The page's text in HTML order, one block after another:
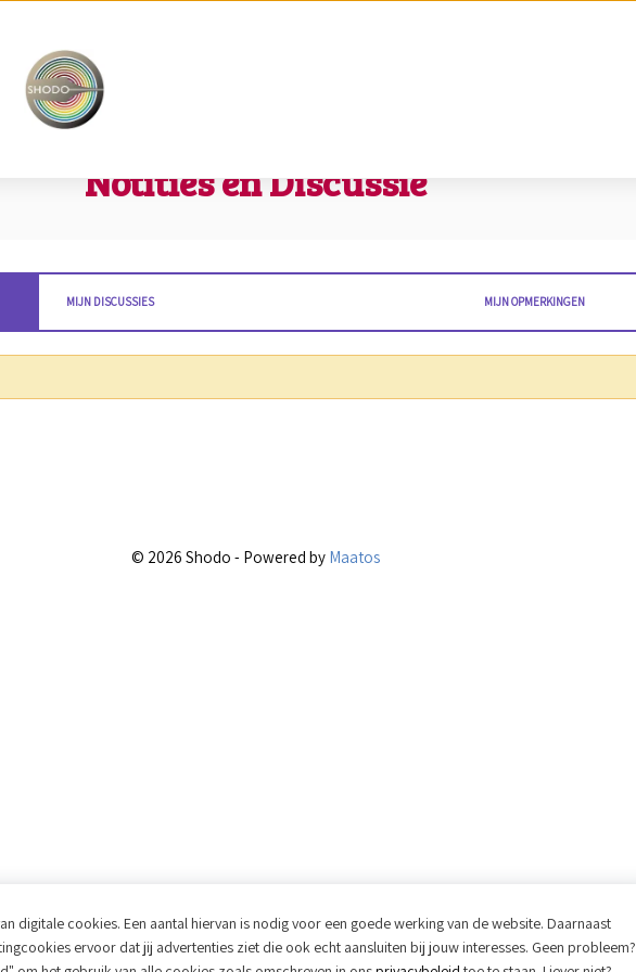
Notities en Discussie
MIJN DISCUSSIES MIJN OPMERKINGEN
© 2026 Shodo - Powered by Maatos
digitale cookies. Een aantal hiervan is nodig voor een goede werking van de website. Daarnaast
ervoor dat jij advertenties ziet die ook echt aansluiten bij jouw interesses. Geen probleem?